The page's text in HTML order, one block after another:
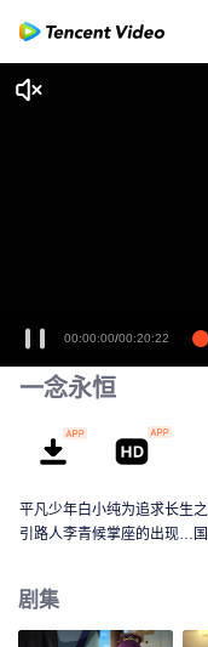
00:00:00/00:20:22
一念永恒
平凡少年白小纯为追求长生
引路人李青候掌座的出现…
剧集